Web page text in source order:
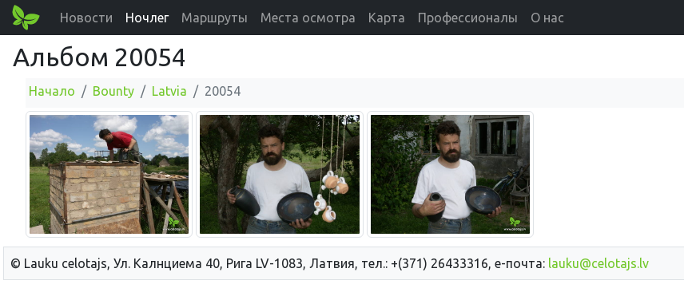
Новости Ночлег Маршруты Места осмотра Карта Профессионалы О нас
Альбом 20054
Начало Bounty Latvia 20054
© Lauku сelotajs, Ул. Калнциема 40, Рига LV-1083, Латвия, тел.: +(371) 26433316, е-почта: lauku@celotajs.lv